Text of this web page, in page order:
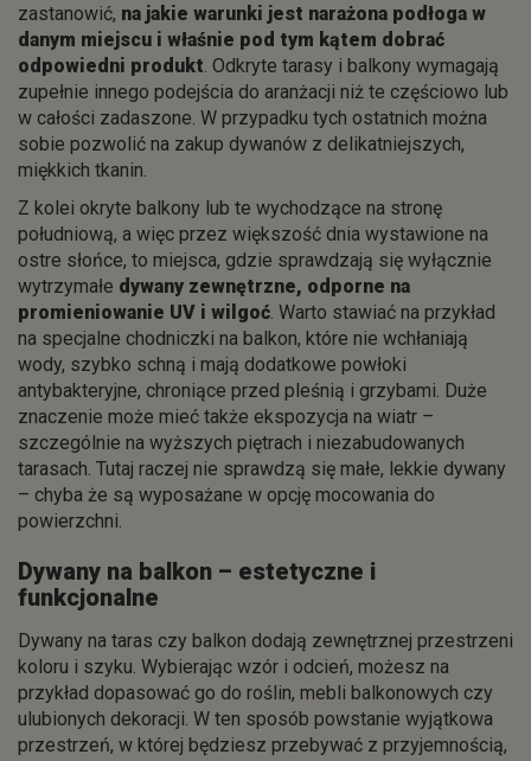
zastanowić, na jakie warunki jest narażona podłoga w
danym miejscu i właśnie pod tym kątem dobrać
odpowiedni produkt. Odkryte tarasy i balkony wymagają
zupełnie innego podejścia do aranżacji niż te częściowo lub
w całości zadaszone. W przypadku tych ostatnich można
sobie pozwolić na zakup dywanów z delikatniejszych,
miękkich tkanin.
Z kolei okryte balkony lub te wychodzące na stronę
południową, a więc przez większość dnia wystawione na
ostre słońce, to miejsca, gdzie sprawdzają się wyłącznie
wytrzymałe dywany zewnętrzne, odporne na
promieniowanie UV i wilgoć. Warto stawiać na przykład
na specjalne chodniczki na balkon, które nie wchłaniają
wody, szybko schną i mają dodatkowe powłoki
antybakteryjne, chroniące przed pleśnią i grzybami. Duże
znaczenie może mieć także ekspozycja na wiatr –
szczególnie na wyższych piętrach i niezabudowanych
tarasach. Tutaj raczej nie sprawdzą się małe, lekkie dywany
– chyba że są wyposażane w opcję mocowania do
powierzchni.
Dywany na balkon – estetyczne i
funkcjonalne
Dywany na taras czy balkon dodają zewnętrznej przestrzeni
koloru i szyku. Wybierając wzór i odcień, możesz na
przykład dopasować go do roślin, mebli balkonowych czy
ulubionych dekoracji. W ten sposób powstanie wyjątkowa
przestrzeń, w której będziesz przebywać z przyjemnością,